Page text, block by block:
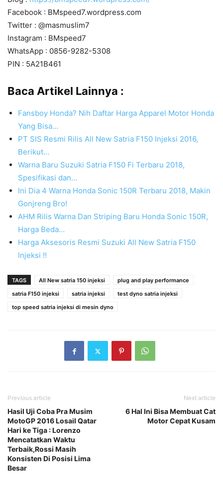
Facebook : BMspeed7.wordpress.com
Twitter : @masmuslim7
Instagram : BMspeed7
WhatsApp : 0856-9282-5308
PIN : 5A21B461
Baca Artikel Lainnya :
Fansboy Honda? Nih Daftar Harga Apparel Motor Honda
Yang Bisa…
PT SIS Resmi Rilis All New Satria F150 Injeksi 2016,
Berikut…
Warna Baru Suzuki Satria F150 Fi Terbaru 2018,
Spesifikasi dan…
Ini Dia 4 Warna Honda Sonic 150R Terbaru 2018, Makin
Gonjreng Bro!
AHM Rilis Warna Dan Striping Baru Honda Sonic 150R,
Harga Beda…
Harga Aksesoris Resmi Suzuki All New Satria F150
Injeksi !!
TAGS All New satria 150 injeksi
plug and play performance
satria F150 injeksi
satria injeksi
test dyno satria injeksi
top speed satria injeksi di mesin dyno
Previous article
Hasil Uji Coba Pra Musim
MotoGP 2016 Losail Qatar
Hari ke Tiga : Lorenzo
Mencatatkan Waktu
Terbaik,Rossi Masih
Konsisten Di Posisi Lima
Besar
Next article
6 Hal Ini Bisa Membuat Cat
Motor Cepat Kusam